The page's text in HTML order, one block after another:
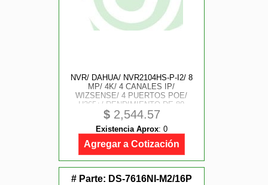
NVR/ DAHUA/ NVR2104HS-P-I2/ 8
MP/ 4K/ 4 CANALES IP/
WIZSENSE/ 4 PUERTOS POE/
H265+/ RENDIMIENTO DE 80
MBPS/ HDMI Y VGA/ 1 CH DE
RECONOCIMIENTO FACIAL/
PROTECCION PERIMETRAL/ SMD
PLUS/ 1 BAHIA DE DISCO
$2,544.57
Existencia Aprox: 0
Agregar a Cotización
# Parte: DS-7616NI-M2/16P